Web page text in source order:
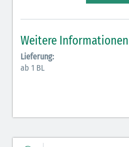
Elektrolyte (grün-pink)
Elektrolyte Kalium (grün-blau)
Elektrolyte NaCl (grün)
Weitere Informationen
Lieferung:
ab 1 BL